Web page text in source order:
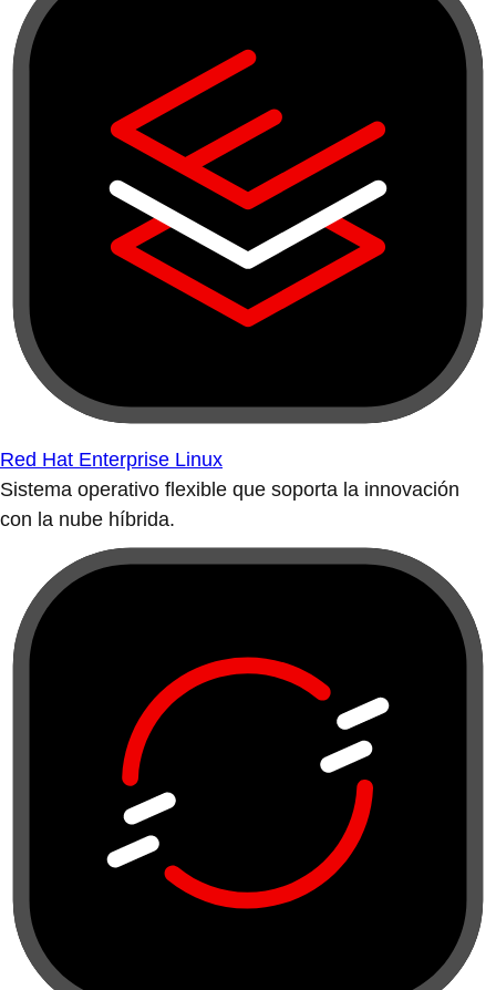
Red Hat Enterprise Linux
Sistema operativo flexible que soporta la innovación
con la nube híbrida.